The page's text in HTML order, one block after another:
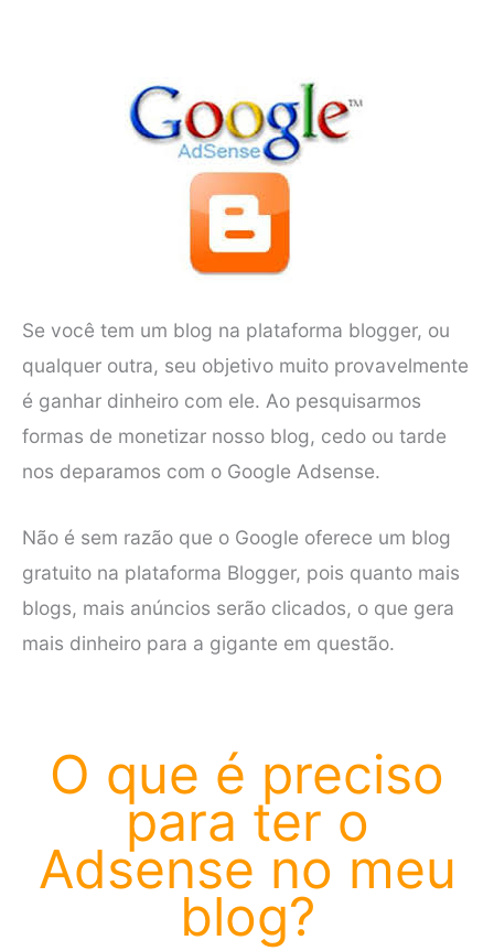
Se você tem um blog na plataforma blogger, ou
qualquer outra, seu objetivo muito provavelmente
é ganhar dinheiro com ele. Ao pesquisarmos
formas de monetizar nosso blog, cedo ou tarde
nos deparamos com o Google Adsense.
Não é sem razão que o Google oferece um blog
gratuito na plataforma Blogger, pois quanto mais
blogs, mais anúncios serão clicados, o que gera
mais dinheiro para a gigante em questão.
O que é preciso
para ter o
Adsense no meu
blog?